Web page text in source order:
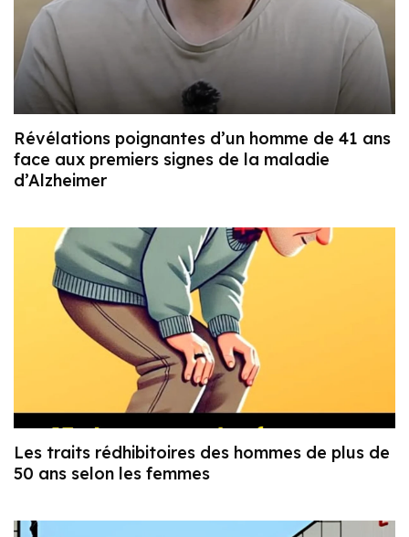
Révélations poignantes d’un homme de 41 ans
face aux premiers signes de la maladie
d’Alzheimer
Les traits rédhibitoires des hommes de plus de
50 ans selon les femmes